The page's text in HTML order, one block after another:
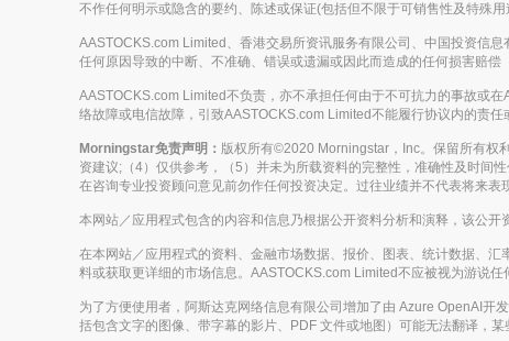
不作任何明示或隐含的要约、陈述或保证(包括但不限于可销售性及特殊用
AASTOCKS.com Limited、香港交易所资讯服务有限公司、中国投资信
任何原因导致的中断、不准确、错误或遗漏或因此而造成的任何损害赔
AASTOCKS.com Limited不负责，亦不承担任何由于不可抗力的事故或
络故障或电信故障，引致AASTOCKS.com Limited不能履行协议内的责任
Morningstar免责声明： 版权所有©2020 Morningstar，Inc。保留所有权
资建议;（4）仅供参考，（5）并未为所载资料的完整性，准确性及时间
在咨询专业投资顾问意见前勿作任何投资决定。过往业绩并不代表将来表
本网站／应用程式包含的内容和信息乃根据公开资料分析和演释，该公
在本网站／应用程式的资料、金融市场数据、报价、图表、统计数据、
料或获取更详细的市场信息。AASTOCKS.com Limited不应被视为游说
为了方便使用者，阿斯达克网络信息有限公司增加了由 Azure OpenAI开
括包含文字的图像、带字幕的影片、PDF 文件或地图）可能无法翻译，某